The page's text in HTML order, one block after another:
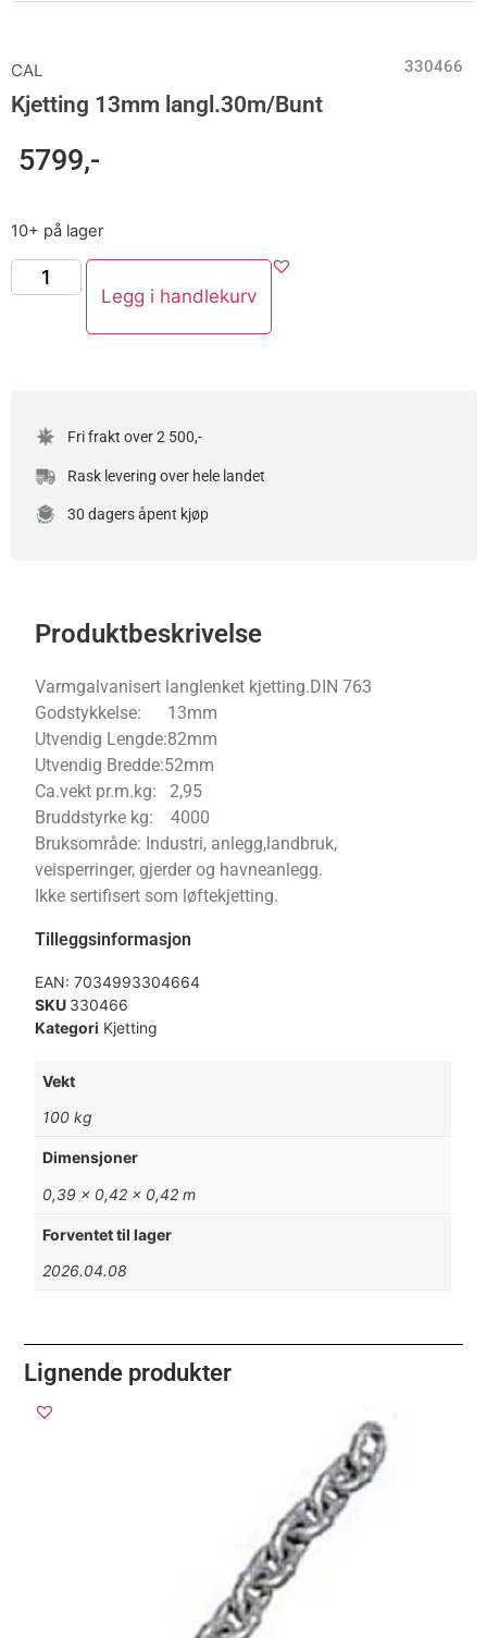
CAL 330466
Kjetting 13mm langl.30m/Bunt
5799,-
10+ på lager
Legg i handlekurv
Fri frakt over 2 500,-
Rask levering over hele landet
30 dagers åpent kjøp
Produktbeskrivelse
Varmgalvanisert langlenket kjetting.DIN 763
Godstykkelse: 13mm
Utvendig Lengde:82mm
Utvendig Bredde:52mm
Ca.vekt pr.m.kg: 2,95
Bruddstyrke kg: 4000
Bruksområde: Industri, anlegg,landbruk,
veisperringer, gjerder og havneanlegg.
Ikke sertifisert som løftekjetting.
Tilleggsinformasjon
EAN:7034993304664
SKU 330466
Kategori Kjetting
Vekt
100 kg
Dimensjoner
0,39 × 0,42 × 0,42 m
Forventet til lager
2026.04.08
Lignende produkter